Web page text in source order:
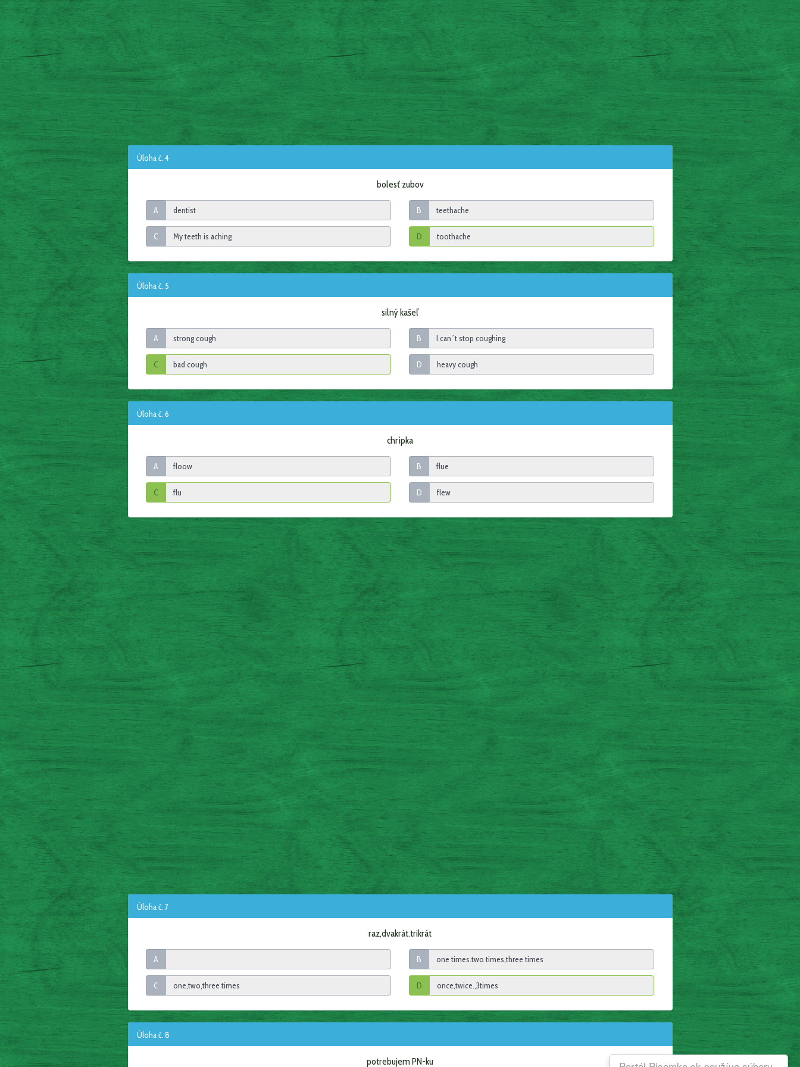
Úloha č. 4
bolesť zubov
A B
C D
Úloha č. 5
silný kašeľ
A B
C D
Úloha č. 6
chrípka
A B
C D
Úloha č. 7
raz,dvakrát.trikrát
A B
C D
Úloha č. 8
potrebujem PN-ku